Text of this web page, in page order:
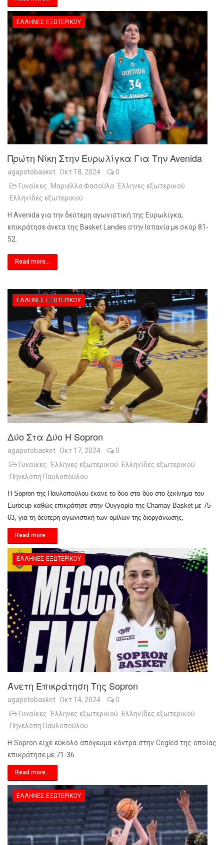
ΈΛΛΗΝΕΣ ΕΞΩΤΕΡΙΚΟΎ
Πρώτη Νίκη Στην Ευρωλίγκα Για Την Avenida
agapotobasket Οκτ 18, 2024
0
Γυναίκες
Μαριέλλα Φασούλα Έλληνες εξωτερικού
Ελληνίδες εξωτερικού
Η Avenida για την δεύτερη αγωνιστική της Ευρωλίγκα,
επικράτησε άνετα της Basket Landes στην Ισπανία με σκορ 81-
52.
Read more...
ΈΛΛΗΝΕΣ ΕΞΩΤΕΡΙΚΟΎ
Δύο Στα Δύο Η Sopron
agapotobasket Οκτ 17, 2024
0
Γυναίκες Έλληνες εξωτερικού
Ελληνίδες εξωτερικού
Πηνελόπη Παυλοπούλου
Η Sopron της Παυλοπούλου έκανε το δύο στα δύο στο ξεκίνημα του
Eurocup καθώς επικράτησε στην Ουγγαρία της Charnay Basket με 75-
63, για τη δεύτερη αγωνιστική των ομίλων της διοργάνωσης.
Read more...
ΈΛΛΗΝΕΣ ΕΞΩΤΕΡΙΚΟΎ
Άνετη Επικράτηση Της Sopron
agapotobasket Οκτ 14, 2024
0
Γυναίκες Έλληνες εξωτερικού
Ελληνίδες εξωτερικού
Πηνελόπη Παυλοπούλου
Η Sopron είχε εύκολο απόγευμα κόντρα στην Cegled της οποίας
επικράτησε με 71-36.
Read more...
ΈΛΛΗΝΕΣ ΕΞΩΤΕΡΙΚΟΎ